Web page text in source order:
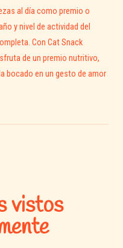
dental natural.
paladares exigentes.
al día como premio o
y nivel de actividad del
Con Cat Snack
de un premio nutritivo,
bocado en un gesto de amor
vistos